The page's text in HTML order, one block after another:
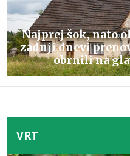
Najprej šok, nato
zadnji dnevi
obrnili na
VRT